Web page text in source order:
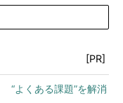
[PR]
“よくある課題”を解消